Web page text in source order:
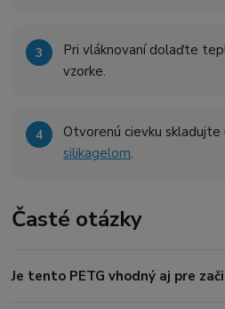
Pri vláknovaní dolaďte
vzorke.
Otvorenú cievku
silikagelom.
Časté otázky
Je tento PETG vhodný aj pre